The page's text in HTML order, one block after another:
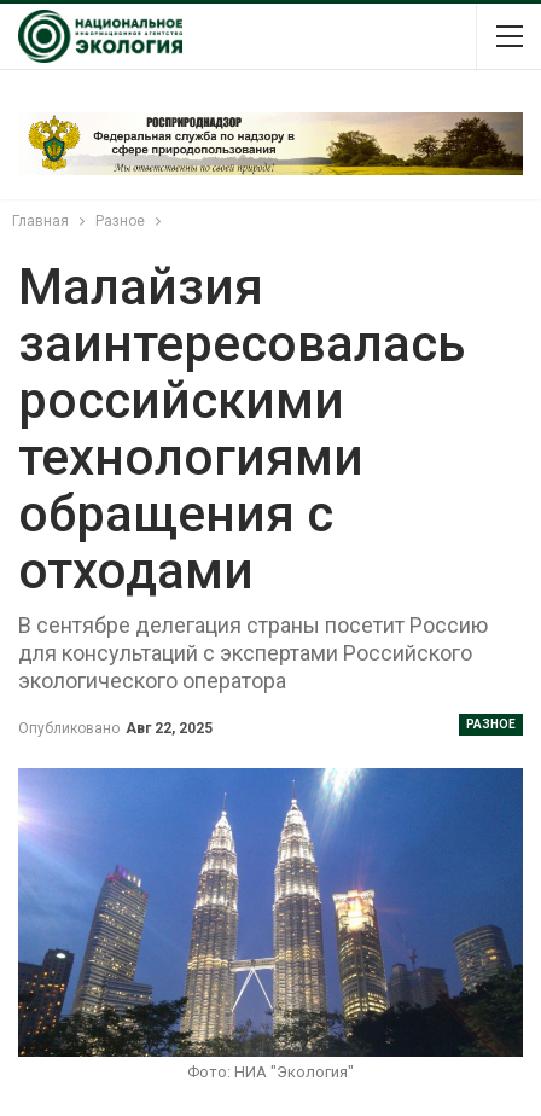
Главная Разное
Малайзия
заинтересовалась
российскими
технологиями
обращения с
отходами
В сентябре делегация страны посетит Россию
для консультаций с экспертами Российского
экологического оператора
РАЗНОЕ
Опубликовано Авг 22, 2025
Фото: НИА "Экология"